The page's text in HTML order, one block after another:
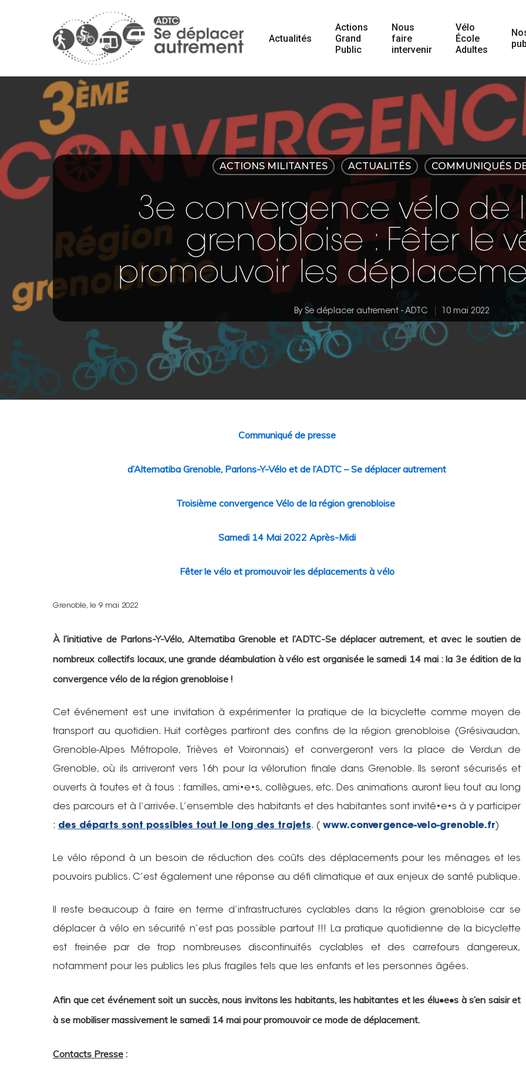
Actualités
Actions
Grand
Public
Nous
faire
intervenir
Vélo
École
Adultes
ACTIONS MILITANTES ACTUALITÉS COMMUNIQUÉS
3e convergence vélo de
grenobloise : Fêter le
promouvoir les
By Se déplacer autrement - ADTC 10 mai 2022
Communiqué de presse
d’Alternatiba Grenoble, Parlons-Y-Vélo et de l’ADTC – Se déplacer autrement
Troisième convergence Vélo de la région grenobloise
Samedi 14 Mai 2022 Après-Midi
Fêter le vélo et promouvoir les déplacements à vélo
Grenoble, le 9 mai 2022
À l’initiative de Parlons-Y-Vélo, Alternatiba Grenoble et l’ADTC-Se déplacer autrement, et avec le soutien de
nombreux collectifs locaux, une grande déambulation à vélo est organisée le samedi 14 mai : la 3e édition de la
convergence vélo de la région grenobloise !
Cet événement est une invitation à expérimenter la pratique de la bicyclette comme moyen de
transport au quotidien. Huit cortèges partiront des confins de la région grenobloise (Grésivaudan,
Grenoble-Alpes Métropole, Trièves et Voironnais) et convergeront vers la place de Verdun de
Grenoble, où ils arriveront vers 16h pour la vélorution finale dans Grenoble. Ils seront sécurisés et
ouverts à toutes et à tous : familles, ami•e•s, collègues, etc. Des animations auront lieu tout au long
des parcours et à l’arrivée. L’ensemble des habitants et des habitantes sont invité•e•s à y participer
: des départs sont possibles tout le long des trajets. ( www.convergence-velo-grenoble.fr)
Le vélo répond à un besoin de réduction des coûts des déplacements pour les ménages et les
pouvoirs publics. C’est également une réponse au défi climatique et aux enjeux de santé publique.
Il reste beaucoup à faire en terme d’infrastructures cyclables dans la région grenobloise car se
déplacer à vélo en sécurité n’est pas possible partout !!! La pratique quotidienne de la bicyclette
est freinée par de trop nombreuses discontinuités cyclables et des carrefours dangereux,
notamment pour les publics les plus fragiles tels que les enfants et les personnes âgées.
Afin que cet événement soit un succès, nous invitons les habitants, les habitantes et les élu•e•s à s’en saisir et
à se mobiliser massivement le samedi 14 mai pour promouvoir ce mode de déplacement.
Contacts Presse :